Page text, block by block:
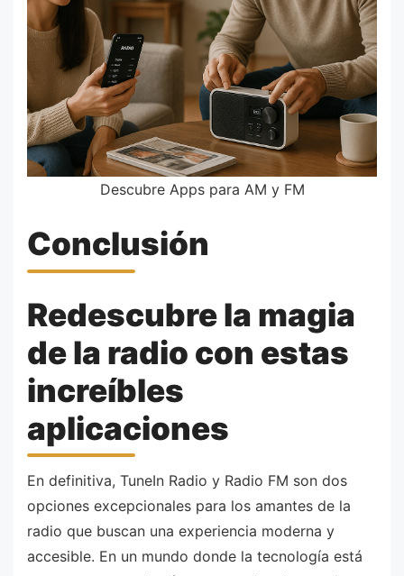
Descubre Apps para AM y FM
Conclusión
Redescubre la magia
de la radio con estas
increíbles
aplicaciones
En definitiva, TuneIn Radio y Radio FM son dos
opciones excepcionales para los amantes de la
radio que buscan una experiencia moderna y
accesible. En un mundo donde la tecnología está